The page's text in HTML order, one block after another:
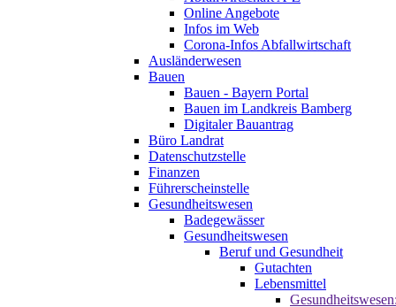
Online Angebote
Infos im Web
Corona-Infos Abfallwirtschaft
Ausländerwesen
Bauen
Bauen - Bayern Portal
Bauen im Landkreis Bamberg
Digitaler Bauantrag
Büro Landrat
Datenschutzstelle
Finanzen
Führerscheinstelle
Gesundheitswesen
Badegewässer
Gesundheitswesen
Beruf und Gesundheit
Gutachten
Lebensmittel